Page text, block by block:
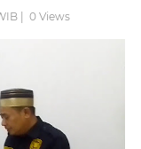
| 0Views